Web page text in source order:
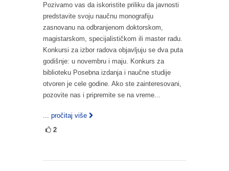
Pozivamo vas da iskoristite priliku da javnosti
predstavite svoju naučnu monografiju
zasnovanu na odbranjenom doktorskom,
magistarskom, specijalističkom ili master radu.
Konkursi za izbor radova objavljuju se dva puta
godišnje: u novembru i maju. Konkurs za
biblioteku Posebna izdanja i naučne studije
otvoren je cele godine. Ako ste zainteresovani,
pozovite nas i pripremite se na vreme...
... pročitaj više
2